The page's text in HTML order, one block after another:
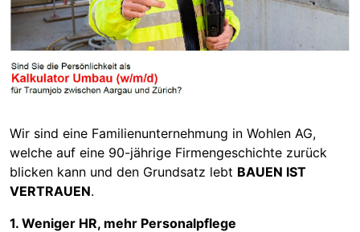
Wir sind eine Familienunternehmung in Wohlen AG,
welche auf eine 90-jährige Firmengeschichte zurück
blicken kann und den Grundsatz lebt BAUEN IST
VERTRAUEN.
1. Weniger HR, mehr Personalpflege